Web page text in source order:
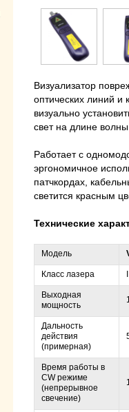
Визуализатор
оптических линий и
визуально
свет на длине
Работает с
эргономичное
патчкордах,
светится красным
Технические
Модель
Класс лазера
Выходная
мощность
Дальность
действия
(примерная)
Время работы в
CW режиме
(непрерывное
свечение)